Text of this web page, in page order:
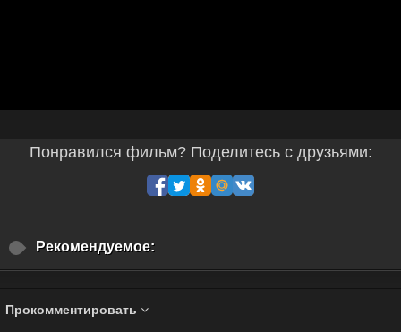
Понравился фильм? Поделитесь с друзьями:
Рекомендуемое:
Прокомментировать